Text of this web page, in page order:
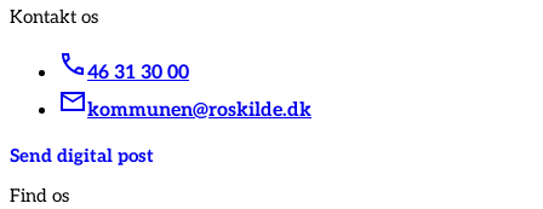
Kontakt os
46 31 30 00
kommunen@roskilde.dk
Send digital post
Find os